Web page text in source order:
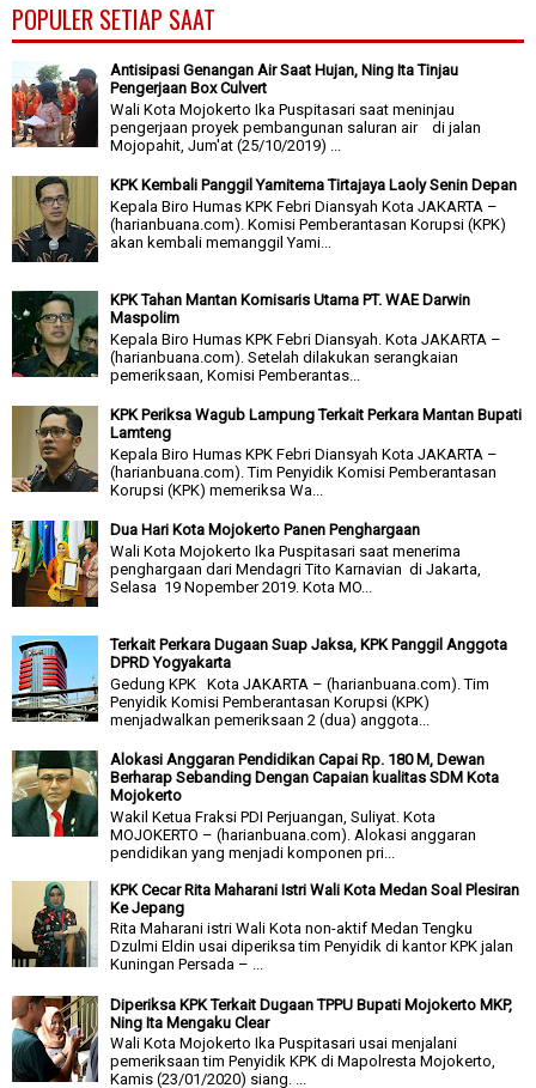
POPULER SETIAP SAAT
Antisipasi Genangan Air Saat Hujan, Ning Ita Tinjau
Pengerjaan Box Culvert
Wali Kota Mojokerto Ika Puspitasari saat meninjau
pengerjaan proyek pembangunan saluran air di jalan
Mojopahit, Jum'at (25/10/2019) ...
KPK Kembali Panggil Yamitema Tirtajaya Laoly Senin Depan
Kepala Biro Humas KPK Febri Diansyah Kota JAKARTA –
(harianbuana.com). Komisi Pemberantasan Korupsi (KPK)
akan kembali memanggil Yami...
KPK Tahan Mantan Komisaris Utama PT. WAE Darwin
Maspolim
Kepala Biro Humas KPK Febri Diansyah. Kota JAKARTA –
(harianbuana.com). Setelah dilakukan serangkaian
pemeriksaan, Komisi Pemberantas...
KPK Periksa Wagub Lampung Terkait Perkara Mantan Bupati
Lamteng
Kepala Biro Humas KPK Febri Diansyah Kota JAKARTA –
(harianbuana.com). Tim Penyidik Komisi Pemberantasan
Korupsi (KPK) memeriksa Wa...
Dua Hari Kota Mojokerto Panen Penghargaan
Wali Kota Mojokerto Ika Puspitasari saat menerima
penghargaan dari Mendagri Tito Karnavian di Jakarta,
Selasa 19 Nopember 2019. Kota MO...
Terkait Perkara Dugaan Suap Jaksa, KPK Panggil Anggota
DPRD Yogyakarta
Gedung KPK Kota JAKARTA – (harianbuana.com). Tim
Penyidik Komisi Pemberantasan Korupsi (KPK)
menjadwalkan pemeriksaan 2 (dua) anggota...
Alokasi Anggaran Pendidikan Capai Rp. 180 M, Dewan
Berharap Sebanding Dengan Capaian kualitas SDM Kota
Mojokerto
Wakil Ketua Fraksi PDI Perjuangan, Suliyat. Kota
MOJOKERTO – (harianbuana.com). Alokasi anggaran
pendidikan yang menjadi komponen pri...
KPK Cecar Rita Maharani Istri Wali Kota Medan Soal Plesiran
Ke Jepang
Rita Maharani istri Wali Kota non-aktif Medan Tengku
Dzulmi Eldin usai diperiksa tim Penyidik di kantor KPK jalan
Kuningan Persada – ...
Diperiksa KPK Terkait Dugaan TPPU Bupati Mojokerto MKP,
Ning Ita Mengaku Clear
Wali Kota Mojokerto Ika Puspitasari usai menjalani
pemeriksaan tim Penyidik KPK di Mapolresta Mojokerto,
Kamis (23/01/2020) siang. ...